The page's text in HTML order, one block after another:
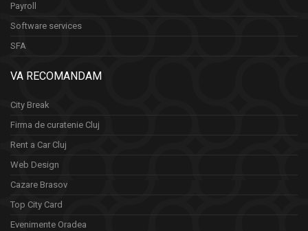
Payroll
Software services
SFA
VA RECOMANDAM
City Break
Firma de curatenie Cluj
Rent a Car Cluj
Web Design
Cazare Brasov
Top City Card
Evenimente Oradea